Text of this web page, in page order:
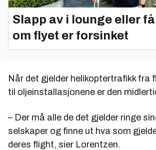
Slapp av i lounge eller
om flyet er forsinket
Når det gjelder helikoptertrafikk fra
til oljeinstallasjonene er den
– Der må alle de det gjelder ringe
selskaper og finne ut hva som
deres flight, sier Lorentzen.